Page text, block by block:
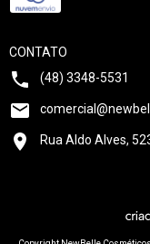
CONTATO
(48) 3348-5531
Rua Aldo Alves,